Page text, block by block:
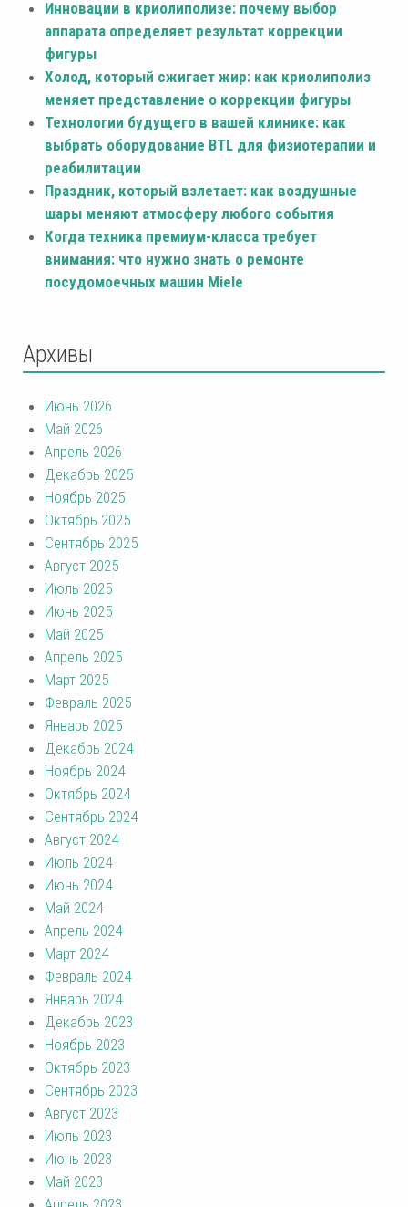
Инновации в криолиполизе: почему выбор
аппарата определяет результат коррекции
фигуры
Холод, который сжигает жир: как криолиполиз
меняет представление о коррекции фигуры
Технологии будущего в вашей клинике: как
выбрать оборудование BTL для физиотерапии и
реабилитации
Праздник, который взлетает: как воздушные
шары меняют атмосферу любого события
Когда техника премиум-класса требует
внимания: что нужно знать о ремонте
посудомоечных машин Miele
Архивы
Июнь 2026
Май 2026
Апрель 2026
Декабрь 2025
Ноябрь 2025
Октябрь 2025
Сентябрь 2025
Август 2025
Июль 2025
Июнь 2025
Май 2025
Апрель 2025
Март 2025
Февраль 2025
Январь 2025
Декабрь 2024
Ноябрь 2024
Октябрь 2024
Сентябрь 2024
Август 2024
Июль 2024
Июнь 2024
Май 2024
Апрель 2024
Март 2024
Февраль 2024
Январь 2024
Декабрь 2023
Ноябрь 2023
Октябрь 2023
Сентябрь 2023
Август 2023
Июль 2023
Июнь 2023
Май 2023